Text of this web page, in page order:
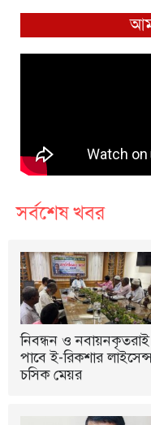
সর্বশেষ খবর
নিবন্ধন ও নবায়নকৃতরাই
পাবে ই-রিকশার
চসিক মেয়র